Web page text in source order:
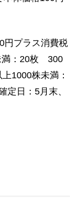
円プラス消費税
満：20枚 300
1000株未満：
日：5月末、